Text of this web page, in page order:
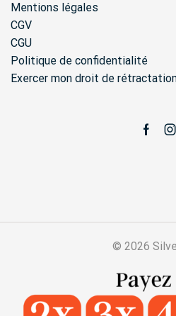
Mentions légales
CGV
CGU
Politique de confidentialité
Exercer mon droit de
© 2026